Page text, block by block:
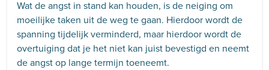
Wat de angst in stand kan houden, is de neiging om
moeilijke taken uit de weg te gaan. Hierdoor wordt de
spanning tijdelijk verminderd, maar hierdoor wordt de
overtuiging dat je het niet kan juist bevestigd en neemt
de angst op lange termijn toeneemt.